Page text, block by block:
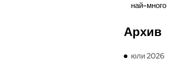
най-много
Архив
юли 2026